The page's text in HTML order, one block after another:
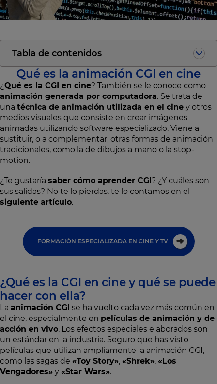
Tabla de contenidos
Qué es la animación CGI en cine
¿Qué es la CGI en cine? También se le conoce como
animación generada por computadora. Se trata de
una técnica de animación utilizada en el cine y otros
medios visuales que consiste en crear imágenes
animadas utilizando software especializado. Viene a
sustituir, o a complementar, otras formas de animación
tradicionales, como la de dibujos a mano o la stop-
motion.
¿Te gustaría saber cómo aprender CGI? ¿Y cuáles son
sus salidas? No te lo pierdas, te lo contamos en el
siguiente artículo.
FORMACIÓN ESPECIALIZADA EN CINE Y TV
¿Qué es la CGI en cine y qué se puede
hacer con ella?
La animación CGI se ha vuelto cada vez más común en
el cine, especialmente en películas de animación y de
acción en vivo. Los efectos especiales elaborados son
un estándar en la industria. Seguro que has visto
películas que utilizan ampliamente la animación CGI,
como las sagas de «Toy Story», «Shrek», «Los
Vengadores» y «Star Wars».